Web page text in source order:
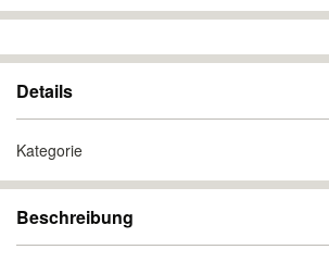
Details
Kategorie
Beschreibung